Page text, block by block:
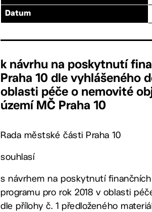
Datum
k návrhu na poskytnutí
Praha 10 dle vyhlášeného
oblasti péče o nemovité
území MČ Praha 10
Rada městské části Praha 10
souhlasí
s návrhem na poskytnutí
programu pro rok 2018 v oblasti
dle přílohy č. 1 předloženého